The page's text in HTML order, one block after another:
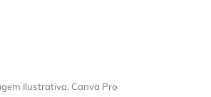
Ilustrativa, Canva Pro